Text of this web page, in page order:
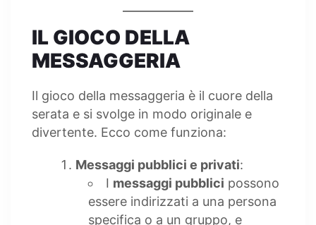
IL GIOCO DELLA
MESSAGGERIA
Il gioco della messaggeria è il cuore della
serata e si svolge in modo originale e
divertente. Ecco come funziona:
Messaggi pubblici e privati:
I messaggi pubblici possono
essere indirizzati a una persona
specifica o a un gruppo, e